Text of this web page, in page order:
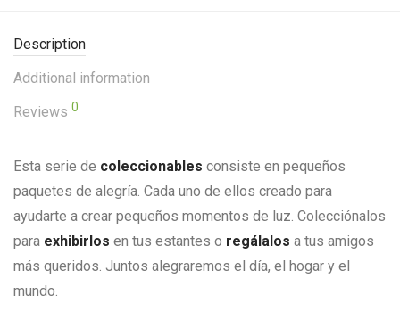
Description
Additional information
Reviews 0
Esta serie de coleccionables consiste en pequeños
paquetes de alegría. Cada uno de ellos creado para
ayudarte a crear pequeños momentos de luz. Colecciónalos
para exhibirlos en tus estantes o regálalos a tus amigos
más queridos. Juntos alegraremos el día, el hogar y el
mundo.